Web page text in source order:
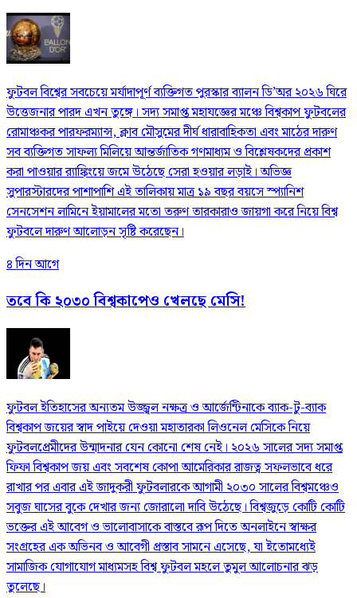
ফুটবল বিশ্বের সবচেয়ে মর্যাদাপূর্ণ ব্যক্তিগত পুরস্কার ব্যালন ডি’অর ২০২৬ ঘিরে
উত্তেজনার পারদ এখন তুঙ্গে। সদ্য সমাপ্ত মহাযজ্ঞের মঞ্চে বিশ্বকাপ ফুটবলের
রোমাঞ্চকর পারফরম্যান্স, ক্লাব মৌসুমের দীর্ঘ ধারাবাহিকতা এবং মাঠের দারুণ
সব ব্যক্তিগত সাফল্য মিলিয়ে আন্তর্জাতিক গণমাধ্যম ও বিশ্লেষকদের প্রকাশ
করা পাওয়ার র‍্যাঙ্কিংয়ে জমে উঠেছে সেরা হওয়ার লড়াই। অভিজ্ঞ
সুপারস্টারদের পাশাপাশি এই তালিকায় মাত্র ১৯ বছর বয়সে স্প্যানিশ
সেনসেশন লামিনে ইয়ামালের মতো তরুণ তারকারাও জায়গা করে নিয়ে বিশ্ব
ফুটবলে দারুণ আলোড়ন সৃষ্টি করেছেন।
৪ দিন আগে
তবে কি ২০৩০ বিশ্বকাপেও খেলছে মেসি!
ফুটবল ইতিহাসের অন্যতম উজ্জ্বল নক্ষত্র ও আর্জেন্টিনাকে ব্যাক-টু-ব্যাক
বিশ্বকাপ জয়ের স্বাদ পাইয়ে দেওয়া মহাতারকা লিওনেল মেসিকে নিয়ে
ফুটবলপ্রেমীদের উন্মাদনার যেন কোনো শেষ নেই। ২০২৬ সালের সদ্য সমাপ্ত
ফিফা বিশ্বকাপ জয় এবং সবশেষ কোপা আমেরিকার রাজত্ব সফলভাবে ধরে
রাখার পর এবার এই জাদুকরী ফুটবলারকে আগামী ২০৩০ সালের বিশ্বমঞ্চেও
সবুজ ঘাসের বুকে দেখার জন্য জোরালো দাবি উঠেছে। বিশ্বজুড়ে কোটি কোটি
ভক্তের এই আবেগ ও ভালোবাসাকে বাস্তবে রূপ দিতে অনলাইনে স্বাক্ষর
সংগ্রহের এক অভিনব ও আবেগী প্রস্তাব সামনে এসেছে, যা ইতোমধ্যেই
সামাজিক যোগাযোগ মাধ্যমসহ বিশ্ব ফুটবল মহলে তুমুল আলোচনার ঝড়
তুলেছে।